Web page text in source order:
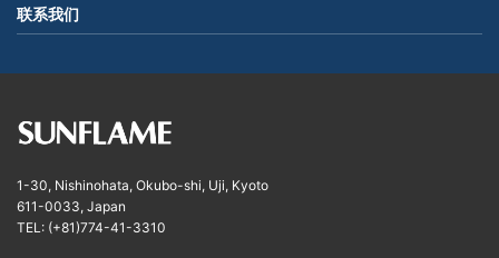
联系我们
1-30, Nishinohata, Okubo-shi, Uji, Kyoto
611-0033, Japan
TEL: (+81)774-41-3310